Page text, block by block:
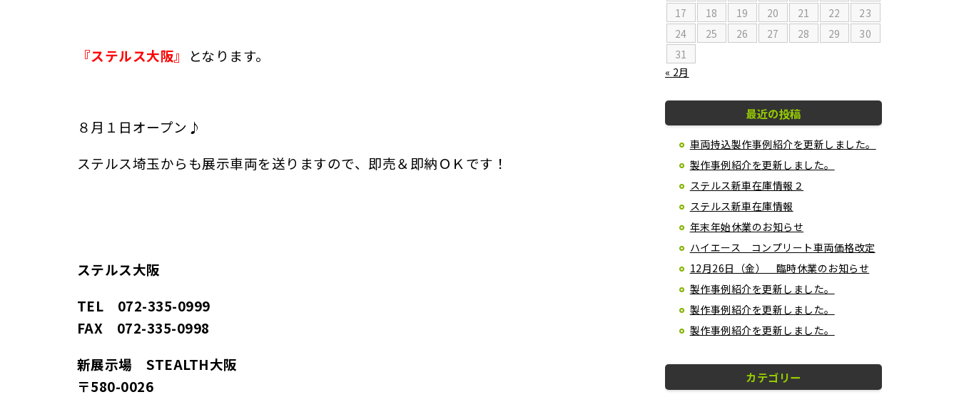
『ステルス大阪』 となります。
８月１日オープン♪
ステルス埼玉からも展示車両を送りますので、即売＆即納ＯＫです！
ステルス大阪
TEL 072-335-0999
FAX 072-335-0998
新展示場 STEALTH大阪
〒580-0026
17
18 19 20 21 22
23
24
25 26 27 28 29
30
31
« 2月
最近の投稿
車両持込製作事例紹介を更新しました。
製作事例紹介を更新しました。
ステルス新車在庫情報２
ステルス新車在庫情報
年末年始休業のお知らせ
ハイエース コンプリート車両価格改定
12月26日（金） 臨時休業のお知らせ
製作事例紹介を更新しました。
製作事例紹介を更新しました。
製作事例紹介を更新しました。
カテゴリー